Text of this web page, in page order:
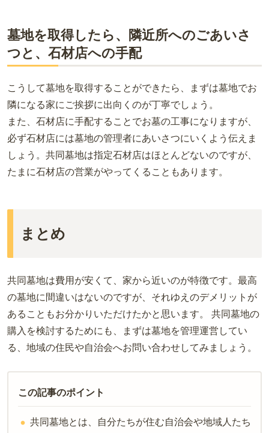
墓地を取得したら、隣近所へのごあいさ
つと、石材店への手配
こうして墓地を取得することができたら、まずは墓地でお
隣になる家にご挨拶に出向くのが丁寧でしょう。
また、石材店に手配することでお墓の工事になりますが、
必ず石材店には墓地の管理者にあいさつにいくよう伝えま
しょう。共同墓地は指定石材店はほとんどないのですが、
たまに石材店の営業がやってくることもあります。
まとめ
共同墓地は費用が安くて、家から近いのが特徴です。最高
の墓地に間違いはないのですが、それゆえのデメリットが
あることもお分かりいただけたかと思います。 共同墓地の
購入を検討するためにも、まずは墓地を管理運営してい
る、地域の住民や自治会へお問い合わせしてみましょう。
この記事のポイント
共同墓地とは、自分たちが住む自治会や地域人たち